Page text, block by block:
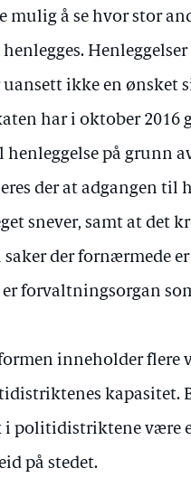
mulig å se hvor stor
Henleggelser
ikke en ønsket
har i oktober 2016
på grunn
der at adgangen til
snever, samt at det
der fornærmede er
forvaltningsorgan
inneholder flere
kapasitet.
i politidistriktene være
på stedet.